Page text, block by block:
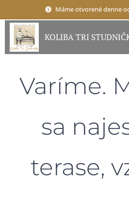
Máme otvorené denne
KOLIBA TRI
Varíme.
sa
terase,